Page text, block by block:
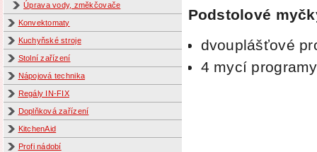
Úprava vody, změkčovače
Konvektomaty
Kuchyňské stroje
Stolní zařízení
Nápojová technika
Regály IN-FIX
Doplňková zařízení
KitchenAid
Profi nádobí
Podstolové
dvouplášťové
4 mycí programy